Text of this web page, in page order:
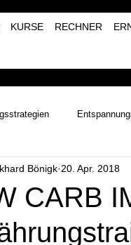
KURSE RECHNER
& Training
| λBVRM
CARB
Bönigk 20. Apr. 2018